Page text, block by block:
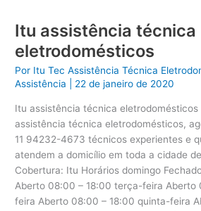
Itu assistência técnica
eletrodomésticos
Por Itu Tec Assistência Técnica
Assistência
22 de janeiro de 2020
Itu assistência técnica eletrodomésticos
assistência técnica eletrodomésticos,
11 94232-4673 técnicos experientes e
atendem a domicílio em toda a cidade
Cobertura: Itu Horários domingo
Aberto 08:00 – 18:00 terça-feira Aberto
feira Aberto 08:00 – 18:00 quinta-feira